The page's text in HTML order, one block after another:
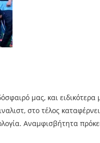
μας, και ειδικότερα
στο τέλος
Αναμφισβήτητα